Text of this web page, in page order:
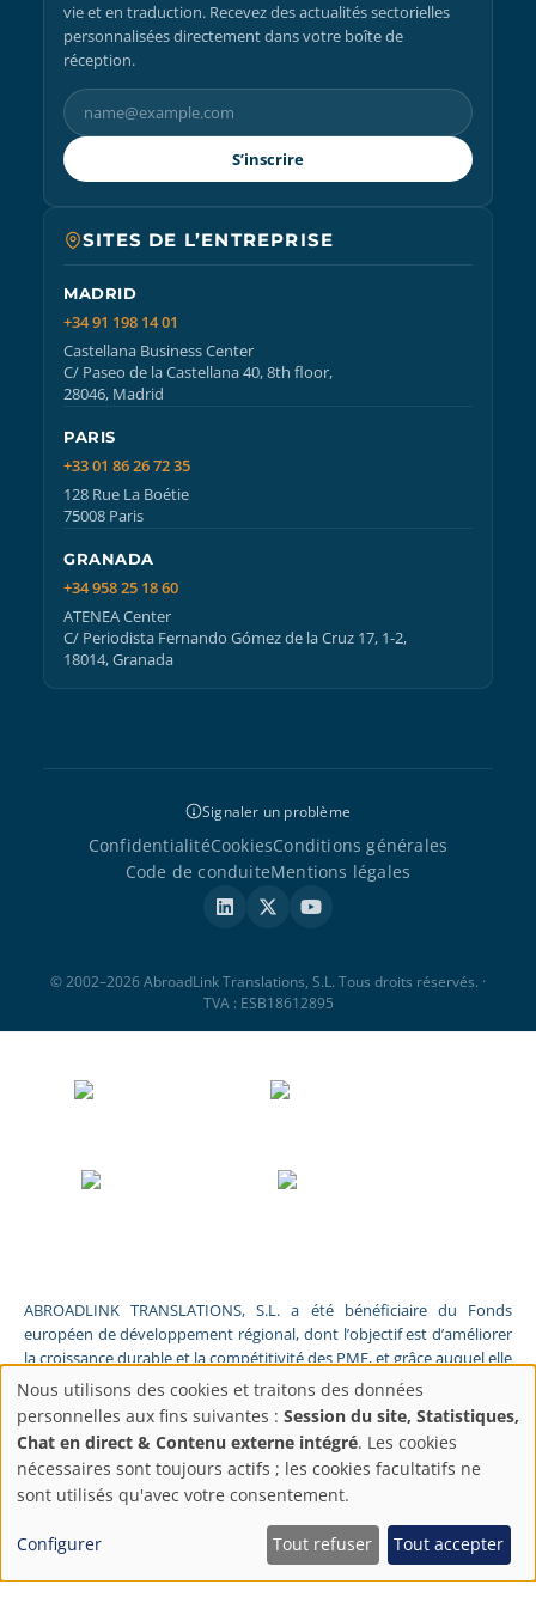
vie et en traduction. Recevez des actualités sectorielles
personnalisées directement dans votre boîte de
réception.
S’inscrire
SITES DE L’ENTREPRISE
MADRID
+34 91 198 14 01
Castellana Business Center
C/ Paseo de la Castellana 40, 8th floor,
28046, Madrid
PARIS
+33 01 86 26 72 35
128 Rue La Boétie
75008 Paris
GRANADA
+34 958 25 18 60
ATENEA Center
C/ Periodista Fernando Gómez de la Cruz 17, 1-2,
18014, Granada
Signaler un problème
ConfidentialitéCookiesConditions générales
Code de conduiteMentions légales
© 2002–2026 AbroadLink Translations, S.L. Tous droits réservés. ·
TVA : ESB18612895
ABROADLINK TRANSLATIONS, S.L. a été bénéficiaire du Fonds
européen de développement régional, dont l’objectif est d’améliorer
la croissance durable et la compétitivité des PME, et grâce auquel elle
a lancé un plan d’action visant à améliorer sa compétitivité sur les
marchés étrangers par la transformation numérique, la promotion
en ligne et le commerce électronique en 2025. À cette fin, elle a été
soutenue par le programme Xpande Digital de la Chambre de
commerce de Grenade. #EuropaSeSiente
européen de développement régional, dont l’objectif est d’améliorer
la croissance durable et la compétitivité des PME, et grâce auquel elle
Paramètres
de
confidentialité
Nous utilisons des cookies et traitons des données
personnelles aux fins suivantes : Session du site, Statistiques,
Chat en direct & Contenu externe intégré. Les cookies
nécessaires sont toujours actifs ; les cookies facultatifs ne
sont utilisés qu'avec votre consentement.
Configurer Tout refuser Tout accepter